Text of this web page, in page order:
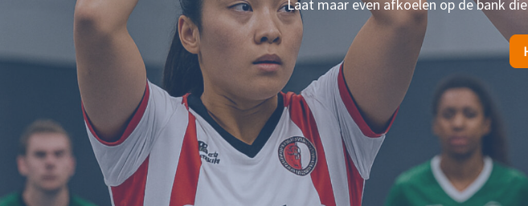
Laat maar even afkoelen op de bank